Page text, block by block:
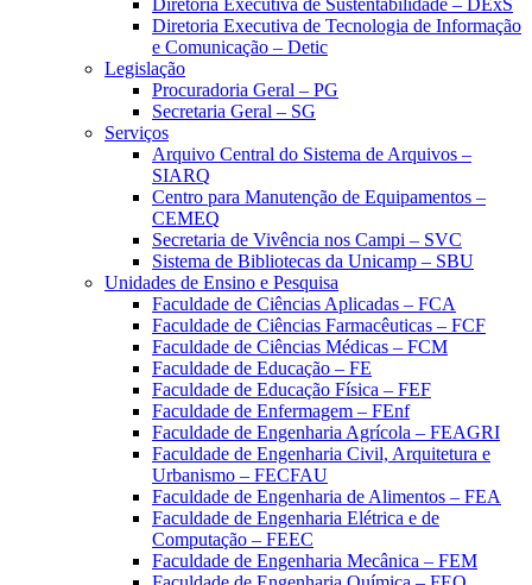
Diretoria Executiva de Sustentabilidade – DExS
Diretoria Executiva de Tecnologia de Informação
e Comunicação – Detic
Legislação
Procuradoria Geral – PG
Secretaria Geral – SG
Serviços
Arquivo Central do Sistema de Arquivos –
SIARQ
Centro para Manutenção de Equipamentos –
CEMEQ
Secretaria de Vivência nos Campi – SVC
Sistema de Bibliotecas da Unicamp – SBU
Unidades de Ensino e Pesquisa
Faculdade de Ciências Aplicadas – FCA
Faculdade de Ciências Farmacêuticas – FCF
Faculdade de Ciências Médicas – FCM
Faculdade de Educação – FE
Faculdade de Educação Física – FEF
Faculdade de Enfermagem – FEnf
Faculdade de Engenharia Agrícola – FEAGRI
Faculdade de Engenharia Civil, Arquitetura e
Urbanismo – FECFAU
Faculdade de Engenharia de Alimentos – FEA
Faculdade de Engenharia Elétrica e de
Computação – FEEC
Faculdade de Engenharia Mecânica – FEM